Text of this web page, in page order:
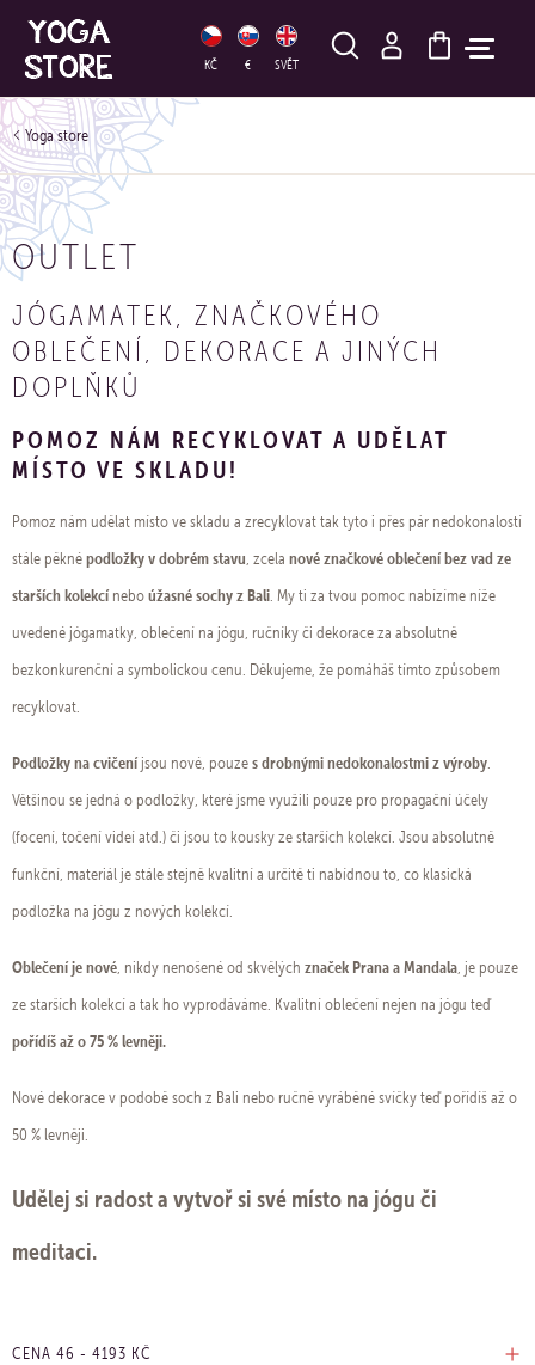
KČ € SVĚT
HLEDAT
Yoga store
OUTLET
JÓGAMATEK, ZNAČKOVÉHO
OBLEČENÍ, DEKORACE A JINÝCH
DOPLŇKŮ
POMOZ NÁM RECYKLOVAT A UDĚLAT
MÍSTO VE SKLADU!
Pomoz nám udělat místo ve skladu a zrecyklovat tak tyto i přes pár nedokonalostí
stále pěknépodložky v dobrém stavu, zcela nové značkové oblečení bez vad ze
starších kolekcí neboúžasné sochy z Bali. My ti za tvou pomoc nabízíme níže
uvedené jógamatky, oblečení na jógu, ručníky či dekorace za absolutně
bezkonkurenční a symbolickou cenu. Děkujeme, že pomáháš tímto způsobem
recyklovat.
Podložky na cvičení jsou nové, pouzes drobnými nedokonalostmi z výroby.
Většinou se jedná o podložky, které jsme využili pouze pro propagační účely
(focení, točení videí atd.) či jsou to kousky ze starších kolekcí. Jsou absolutně
funkční, materiál je stále stejně kvalitní a určitě ti nabídnou to, co klasická
podložka na jógu z nových kolekcí.
Oblečení je nové, nikdy nenošené od skvělých značek Prana a Mandala, je pouze
ze starších kolekcí a tak ho vyprodáváme. Kvalitní oblečení nejen na jógu teď
pořídíš až o 75 % levněji.
Nové dekorace v podobě soch z Bali nebo ručně vyráběné svíčky teď pořídíš až o
50 % levněji.
Udělej si radost a vytvoř si své místo na jógu či
meditaci.
CENA 46 - 4193 KČ